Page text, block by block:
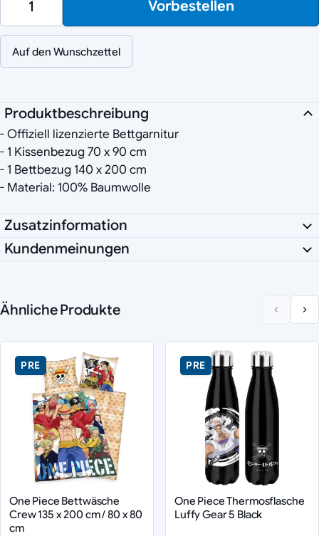
Vorbestellen
Auf den Wunschzettel
Produktbeschreibung
- Offiziell lizenzierte Bettgarnitur
- 1 Kissenbezug 70 x 90 cm
- 1 Bettbezug 140 x 200 cm
- Material: 100% Baumwolle
Zusatzinformation
Kundenmeinungen
Ähnliche Produkte
PRE
One Piece Bettwäsche
Crew 135 x 200 cm / 80 x 80
cm
PRE
One Piece Thermosflasche
Luffy Gear 5 Black